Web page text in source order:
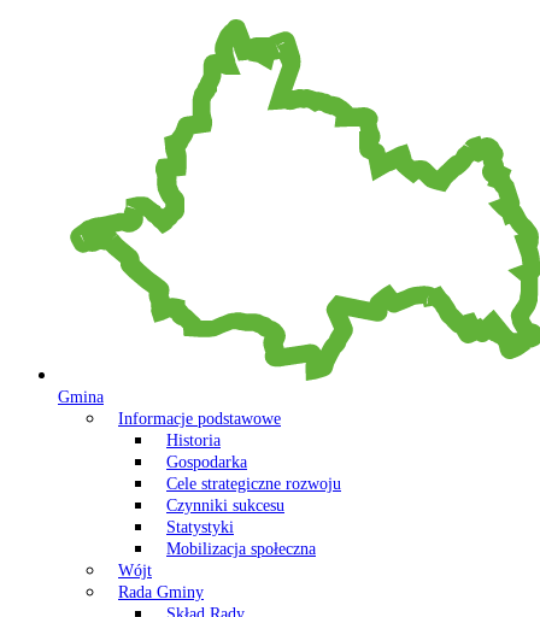
Gmina
Informacje podstawowe
Historia
Gospodarka
Cele strategiczne rozwoju
Czynniki sukcesu
Statystyki
Mobilizacja społeczna
Wójt
Rada Gminy